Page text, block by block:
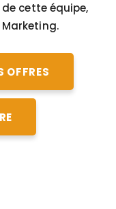
cette équipe,
OFFRES